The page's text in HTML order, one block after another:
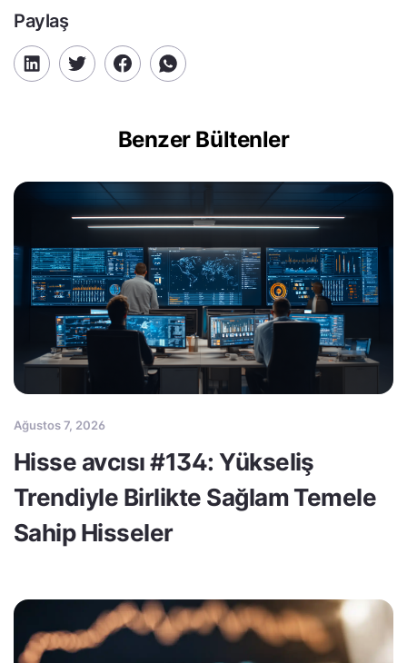
Paylaş
Benzer Bültenler
Ağustos 7, 2026
Hisse avcısı #134: Yükseliş
Trendiyle Birlikte Sağlam Temele
Sahip Hisseler